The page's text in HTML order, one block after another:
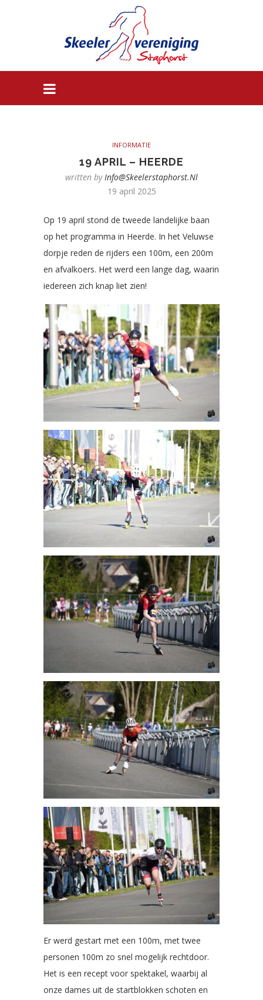
INFORMATIE
19 APRIL – HEERDE
written byInfo@skeelerstaphorst.nl
19 april 2025
Op 19 april stond de tweede landelijke baan
op het programma in Heerde. In het Veluwse
dorpje reden de rijders een 100m, een 200m
en afvalkoers. Het werd een lange dag, waarin
iedereen zich knap liet zien!
Er werd gestart met een 100m, met twee
personen 100m zo snel mogelijk rechtdoor.
Het is een recept voor spektakel, waarbij al
onze dames uit de startblokken schoten en